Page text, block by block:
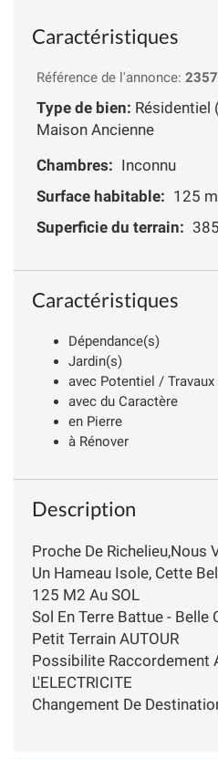
Caractéristiques
Référence de l'annonce:
Type de bien: Résidentiel
Maison Ancienne
Chambres: Inconnu
Surface habitable: 125
Superficie du terrain:
Caractéristiques
Dépendance(s)
Jardin(s)
avec Potentiel / Travaux
avec du Caractère
en Pierre
à Rénover
Description
Proche De Richelieu,Nous
Un Hameau Isole, Cette
125 M2 Au SOL
Sol En Terre Battue - Belle
Petit Terrain AUTOUR
Possibilite Raccordement
L'ELECTRICITE
Changement De